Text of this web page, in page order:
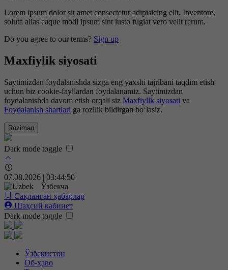
Lorem ipsum dolor sit amet consectetur adipisicing elit. Inventore,
soluta alias eaque modi ipsum sint iusto fugiat vero velit rerum.
Do you agree to our terms? Sign up
Maxfiylik siyosati
Saytimizdan foydalanishda sizga eng yaxshi tajribani taqdim etish
uchun biz cookie-fayllardan foydalanamiz. Saytimizdan
foydalanishda davom etish orqali siz Maxfiylik siyosati va
Foydalanish shartlari ga rozilik bildirgan bo‘lasiz.
Roziman
Dark mode toggle
07.08.2026 | 03:44:50
Ўзбекча
Сақланган ҳабарлар
Шаҳсий кабинет
Dark mode toggle
Ўзбекистон
Об-ҳаво